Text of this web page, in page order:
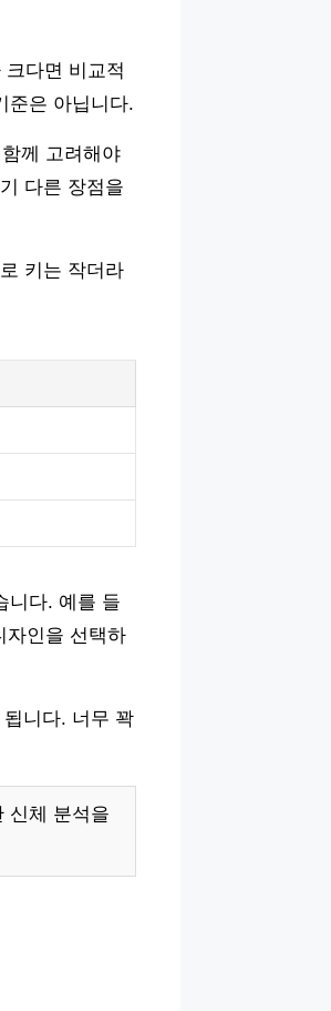
다면 비교적
준은 아닙니다.
께 고려해야
다른 장점을
키는 작더라
니다. 예를 들
자인을 선택하
니다. 너무 꽉
신체 분석을